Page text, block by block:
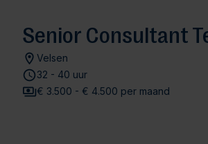
Senior Consultant
Velsen
32 - 40 uur
€ 3.500 - € 4.500 per maand